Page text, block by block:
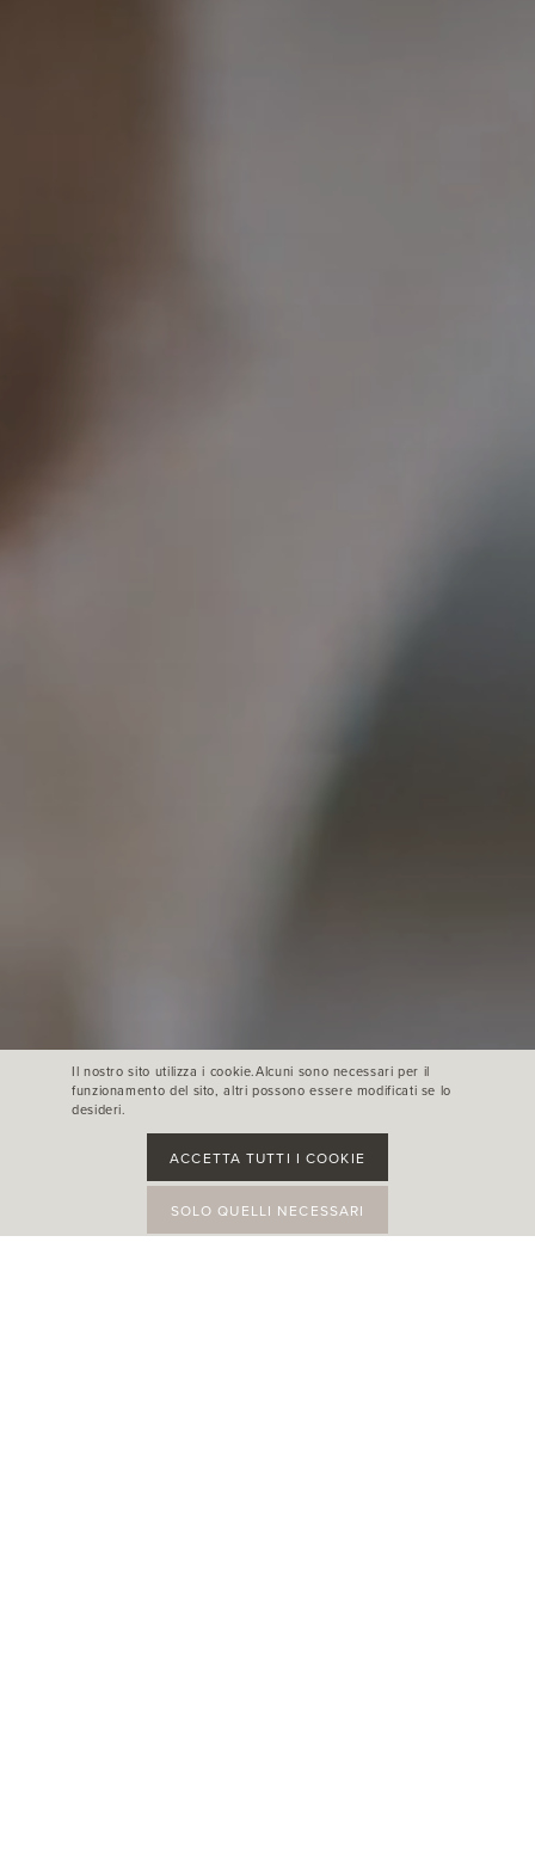
Il nostro sito utilizza i cookie.Alcuni sono necessari per il
funzionamento del sito, altri possono essere modificati se lo
desideri.
ACCETTA TUTTI I COOKIE
SOLO QUELLI NECESSARI